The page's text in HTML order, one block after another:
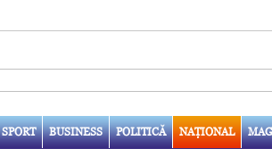
SPORT BUSINESS POLITICĂ NAŢIONAL